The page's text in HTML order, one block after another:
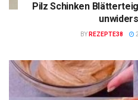
Pilz Schinken
BY REZEPTE38